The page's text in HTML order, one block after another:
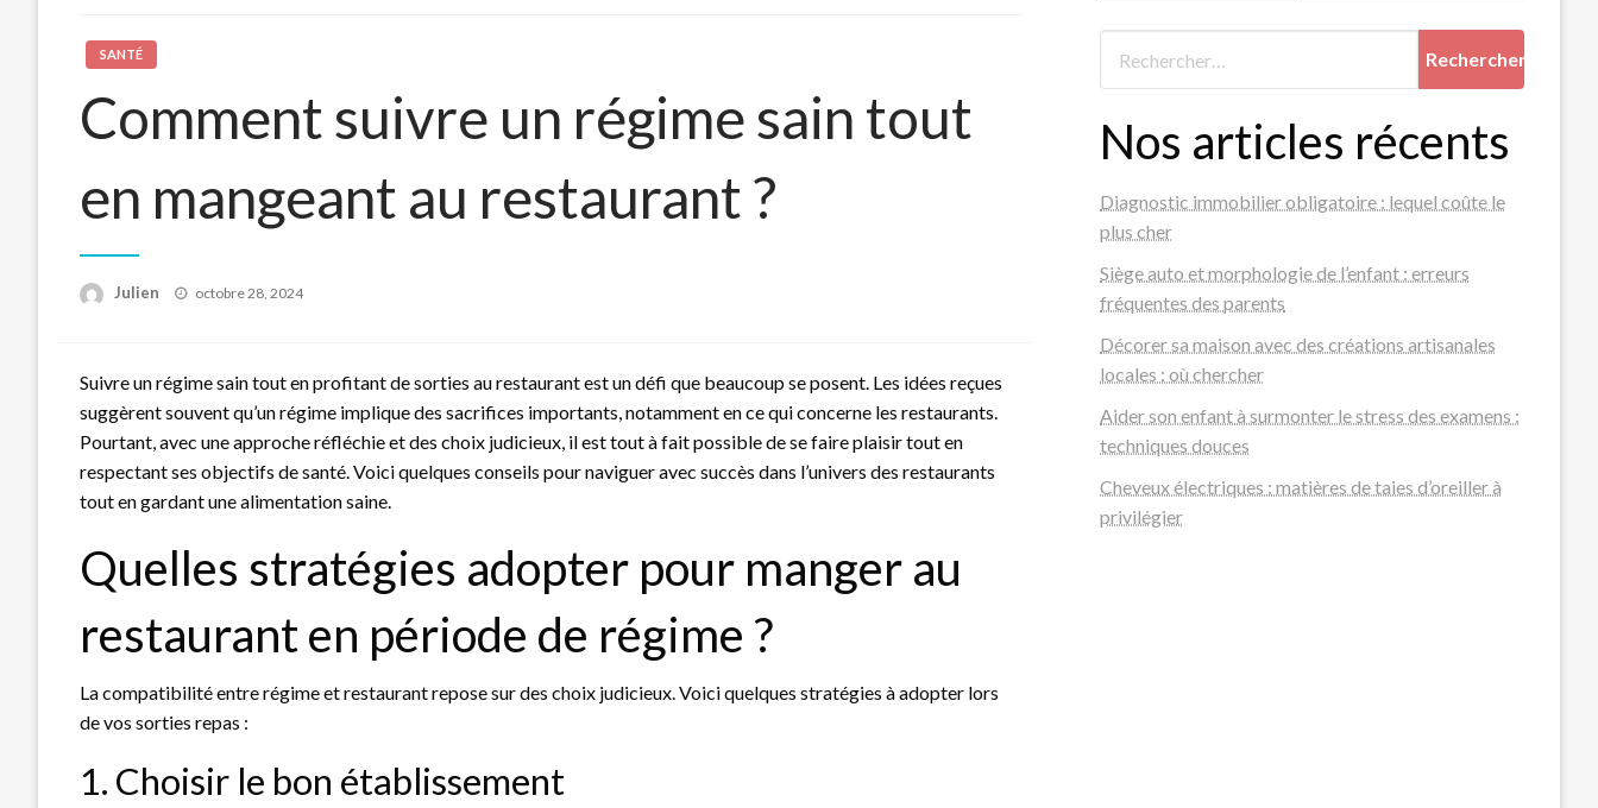
SANTÉ
Comment suivre un régime sain tout
en mangeant au restaurant ?
Julien
Posted
octobre 28, 2024
Suivre un régime sain tout en profitant de sorties au restaurant est un défi que beaucoup se posent. Les idées reçues
suggèrent souvent qu’un régime implique des sacrifices importants, notamment en ce qui concerne les restaurants.
Pourtant, avec une approche réfléchie et des choix judicieux, il est tout à fait possible de se faire plaisir tout en
respectant ses objectifs de santé. Voici quelques conseils pour naviguer avec succès dans l’univers des restaurants
tout en gardant une alimentation saine.
Quelles stratégies adopter pour manger au
restaurant en période de régime ?
La compatibilité entre régime et restaurant repose sur des choix judicieux. Voici quelques stratégies à adopter lors
de vos sorties repas :
1. Choisir le bon établissement
Nos articles récents
Diagnostic immobilier obligatoire : lequel coûte le
plus cher
Siège auto et morphologie de l’enfant : erreurs
fréquentes des parents
Décorer sa maison avec des créations artisanales
locales : où chercher
Aider son enfant à surmonter le stress des examens :
techniques douces
Cheveux électriques : matières de taies d’oreiller à
privilégier